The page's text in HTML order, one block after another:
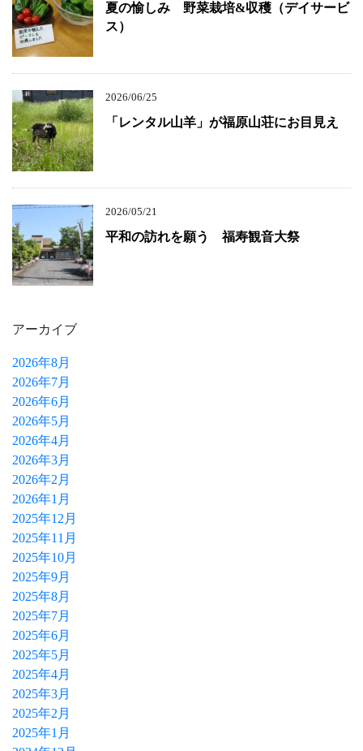
夏の愉しみ 野菜栽培&収穫（デイサービ
ス）
2026/06/25
「レンタル山羊」が福原山荘にお目見え
2026/05/21
平和の訪れを願う 福寿観音大祭
アーカイブ
2026年8月
2026年7月
2026年6月
2026年5月
2026年4月
2026年3月
2026年2月
2026年1月
2025年12月
2025年11月
2025年10月
2025年9月
2025年8月
2025年7月
2025年6月
2025年5月
2025年4月
2025年3月
2025年2月
2025年1月